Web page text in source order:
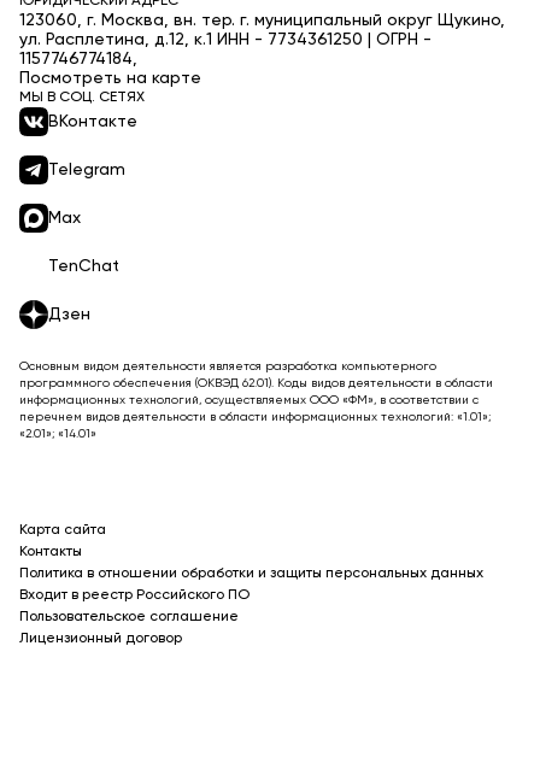
123060, г. Москва, вн. тер. г. муниципальный округ Щукино,
ул. Расплетина, д.12, к.1 ИНН - 7734361250 | ОГРН -
1157746774184,
Посмотреть на карте
МЫ В СОЦ. СЕТЯХ
ВКонтакте
Telegram
Max
TenChat
Дзен
Основным видом деятельности является разработка компьютерного
программного обеспечения (ОКВЭД 62.01). Коды видов деятельности в области
информационных технологий, осуществляемых ООО «ФМ», в соответствии с
перечнем видов деятельности в области информационных технологий: «1.01»;
«2.01»; «14.01»
Карта сайта
Контакты
Политика в отношении обработки и защиты персональных данных
Входит в реестр Российского ПО
Пользовательское соглашение
Лицензионный договор